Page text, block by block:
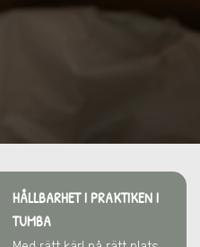
HÅLLBARHET I PRAKTIKEN I
TUMBA